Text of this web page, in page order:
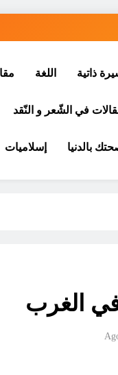
ذاتية اللغة
في الشّعر و النّقد
بالدنيا إسلاميات
الغرب